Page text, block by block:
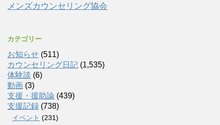
メンズカウンセリング協会
カテゴリー
お知らせ (511)
カウンセリング日記 (1,535)
体験談 (6)
動画 (3)
支援・援助論 (439)
支援記録 (738)
イベント (231)